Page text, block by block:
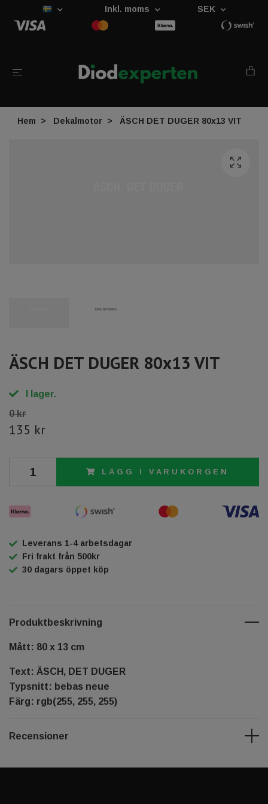
Inkl. moms SEK
Hem Dekalmotor ÄSCH DET DUGER 80x13 VIT
ÄSCH DET DUGER 80x13 VIT
I lager.
0 kr
135 kr
LÄGG I VARUKORGEN
Leverans 1-4 arbetsdagar
Fri frakt från 500kr
30 dagars öppet köp
Produktbeskrivning
Mått: 80 x 13 cm
Text: ÄSCH, DET DUGER
Typsnitt: bebas neue
Färg: rgb(255, 255, 255)
Recensioner